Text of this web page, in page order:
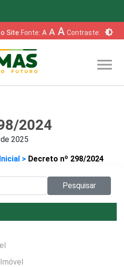
Site Fonte: A A A Contraste: brightness_6
menu
2024
2025
> Decreto nº 298/2024
Pesquisar